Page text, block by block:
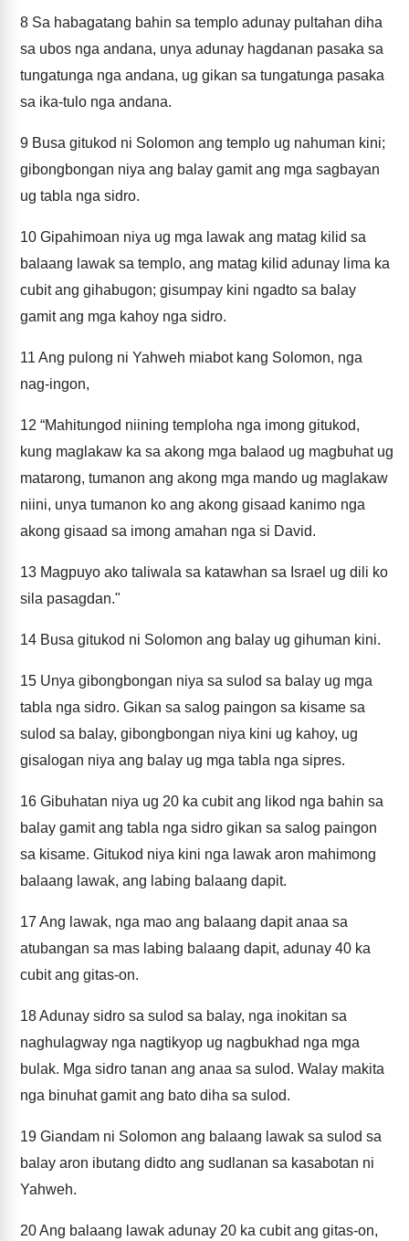
8 Sa habagatang bahin sa templo adunay pultahan diha
sa ubos nga andana, unya adunay hagdanan pasaka sa
tungatunga nga andana, ug gikan sa tungatunga pasaka
sa ika-tulo nga andana.
9 Busa gitukod ni Solomon ang templo ug nahuman kini;
gibongbongan niya ang balay gamit ang mga sagbayan
ug tabla nga sidro.
10 Gipahimoan niya ug mga lawak ang matag kilid sa
balaang lawak sa templo, ang matag kilid adunay lima ka
cubit ang gihabugon; gisumpay kini ngadto sa balay
gamit ang mga kahoy nga sidro.
11 Ang pulong ni Yahweh miabot kang Solomon, nga
nag-ingon,
12 “Mahitungod niining temploha nga imong gitukod,
kung maglakaw ka sa akong mga balaod ug magbuhat ug
matarong, tumanon ang akong mga mando ug maglakaw
niini, unya tumanon ko ang akong gisaad kanimo nga
akong gisaad sa imong amahan nga si David.
13 Magpuyo ako taliwala sa katawhan sa Israel ug dili ko
sila pasagdan."
14 Busa gitukod ni Solomon ang balay ug gihuman kini.
15 Unya gibongbongan niya sa sulod sa balay ug mga
tabla nga sidro. Gikan sa salog paingon sa kisame sa
sulod sa balay, gibongbongan niya kini ug kahoy, ug
gisalogan niya ang balay ug mga tabla nga sipres.
16 Gibuhatan niya ug 20 ka cubit ang likod nga bahin sa
balay gamit ang tabla nga sidro gikan sa salog paingon
sa kisame. Gitukod niya kini nga lawak aron mahimong
balaang lawak, ang labing balaang dapit.
17 Ang lawak, nga mao ang balaang dapit anaa sa
atubangan sa mas labing balaang dapit, adunay 40 ka
cubit ang gitas-on.
18Adunay sidro sa sulod sa balay, nga inokitan sa
naghulagway nga nagtikyop ug nagbukhad nga mga
bulak. Mga sidro tanan ang anaa sa sulod. Walay makita
nga binuhat gamit ang bato diha sa sulod.
19 Giandam ni Solomon ang balaang lawak sa sulod sa
balay aron ibutang didto ang sudlanan sa kasabotan ni
Yahweh.
20Ang balaang lawak adunay 20 ka cubit ang gitas-on,